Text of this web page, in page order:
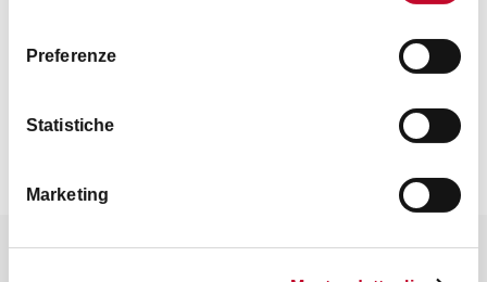
Preferenze
Statistiche
Marketing
Contatti